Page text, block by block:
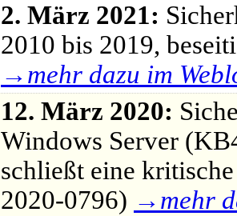
2. März 2021:
2010 bis 2019,
→mehr dazu im
12. März 2020:
Windows Server
schließt eine
2020-0796) →mehr